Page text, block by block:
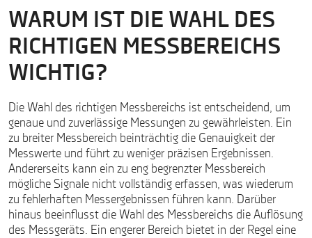
WARUM IST DIE WAHL DES
RICHTIGEN MESSBEREICHS
WICHTIG?
Die Wahl des richtigen Messbereichs ist entscheidend, um
genaue und zuverlässige Messungen zu gewährleisten. Ein
zu breiter Messbereich beinträchtig die Genauigkeit der
Messwerte und führt zu weniger präzisen Ergebnissen.
Andererseits kann ein zu eng begrenzter Messbereich
mögliche Signale nicht vollständig erfassen, was wiederum
zu fehlerhaften Messergebnissen führen kann. Darüber
hinaus beeinflusst die Wahl des Messbereichs die Auflösung
des Messgeräts. Ein engerer Bereich bietet in der Regel eine